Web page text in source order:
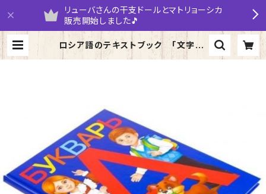
リューバさんの干支ドールとマトリョーシカ
販売開始しました🎵
ロシア語のテキストブック 「文字」 |
yarumaruka